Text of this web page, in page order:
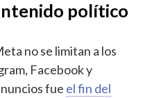
político
no se limitan a los
Facebook y
fue el fin del